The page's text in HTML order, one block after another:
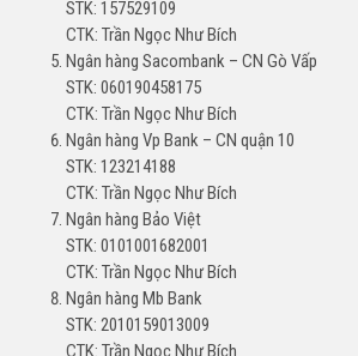
STK: 157529109
CTK: Trần Ngọc Như Bích
Ngân hàng Sacombank – CN Gò Vấp
STK: 060190458175
CTK: Trần Ngọc Như Bích
Ngân hàng Vp Bank – CN quận 10
STK: 123214188
CTK: Trần Ngọc Như Bích
Ngân hàng Bảo Việt
STK: 0101001682001
CTK: Trần Ngọc Như Bích
Ngân hàng Mb Bank
STK: 2010159013009
CTK: Trần Ngọc Như Bích